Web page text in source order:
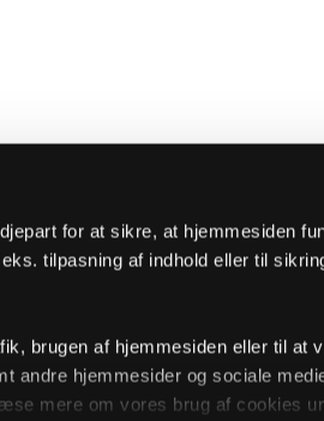
for at sikre, at hjemmesiden
tilpasning af indhold eller til
brugen af hjemmesiden eller til at
andre hjemmesider og sociale
mere om vores brug af cookies